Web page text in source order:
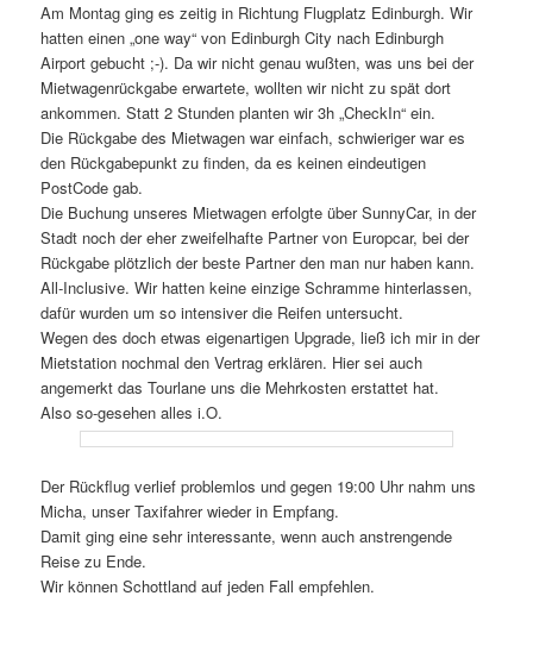
Am Montag ging es zeitig in Richtung Flugplatz Edinburgh. Wir
hatten einen „one way“ von Edinburgh City nach Edinburgh
Airport gebucht ;-). Da wir nicht genau wußten, was uns bei der
Mietwagenrückgabe erwartete, wollten wir nicht zu spät dort
ankommen. Statt 2 Stunden planten wir 3h „CheckIn“ ein.
Die Rückgabe des Mietwagen war einfach, schwieriger war es
den Rückgabepunkt zu finden, da es keinen eindeutigen
PostCode gab.
Die Buchung unseres Mietwagen erfolgte über SunnyCar, in der
Stadt noch der eher zweifelhafte Partner von Europcar, bei der
Rückgabe plötzlich der beste Partner den man nur haben kann.
All-Inclusive. Wir hatten keine einzige Schramme hinterlassen,
dafür wurden um so intensiver die Reifen untersucht.
Wegen des doch etwas eigenartigen Upgrade, ließ ich mir in der
Mietstation nochmal den Vertrag erklären. Hier sei auch
angemerkt das Tourlane uns die Mehrkosten erstattet hat.
Also so-gesehen alles i.O.
Der Rückflug verlief problemlos und gegen 19:00 Uhr nahm uns
Micha, unser Taxifahrer wieder in Empfang.
Damit ging eine sehr interessante, wenn auch anstrengende
Reise zu Ende.
Wir können Schottland auf jeden Fall empfehlen.